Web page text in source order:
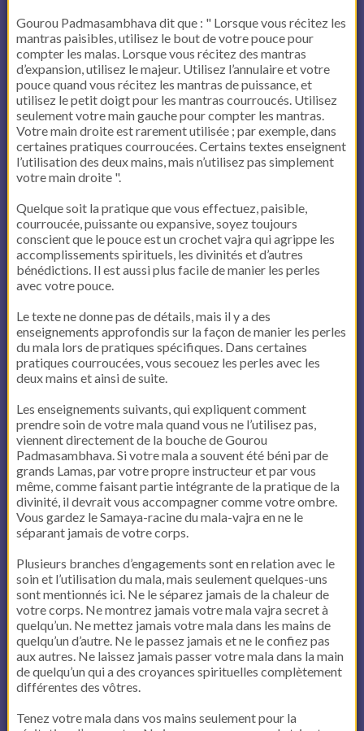
Gourou Padmasambhava dit que : " Lorsque vous récitez les
mantras paisibles, utilisez le bout de votre pouce pour
compter les malas. Lorsque vous récitez des mantras
d’expansion, utilisez le majeur. Utilisez l’annulaire et votre
pouce quand vous récitez les mantras de puissance, et
utilisez le petit doigt pour les mantras courroucés. Utilisez
seulement votre main gauche pour compter les mantras.
Votre main droite est rarement utilisée ; par exemple, dans
certaines pratiques courroucées. Certains textes enseignent
l’utilisation des deux mains, mais n’utilisez pas simplement
votre main droite ".
Quelque soit la pratique que vous effectuez, paisible,
courroucée, puissante ou expansive, soyez toujours
conscient que le pouce est un crochet vajra qui agrippe les
accomplissements spirituels, les divinités et d’autres
bénédictions. Il est aussi plus facile de manier les perles
avec votre pouce.
Le texte ne donne pas de détails, mais il y a des
enseignements approfondis sur la façon de manier les perles
du mala lors de pratiques spécifiques. Dans certaines
pratiques courroucées, vous secouez les perles avec les
deux mains et ainsi de suite.
Les enseignements suivants, qui expliquent comment
prendre soin de votre mala quand vous ne l’utilisez pas,
viennent directement de la bouche de Gourou
Padmasambhava. Si votre mala a souvent été béni par de
grands Lamas, par votre propre instructeur et par vous
même, comme faisant partie intégrante de la pratique de la
divinité, il devrait vous accompagner comme votre ombre.
Vous gardez le Samaya-racine du mala-vajra en ne le
séparant jamais de votre corps.
Plusieurs branches d’engagements sont en relation avec le
soin et l’utilisation du mala, mais seulement quelques-uns
sont mentionnés ici. Ne le séparez jamais de la chaleur de
votre corps. Ne montrez jamais votre mala vajra secret à
quelqu’un. Ne mettez jamais votre mala dans les mains de
quelqu’un d’autre. Ne le passez jamais et ne le confiez pas
aux autres. Ne laissez jamais passer votre mala dans la main
de quelqu’un qui a des croyances spirituelles complètement
différentes des vôtres.
Tenez votre mala dans vos mains seulement pour la